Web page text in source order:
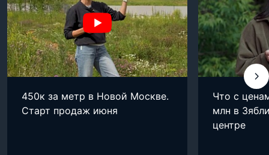
450к за метр в Новой Москве.
Старт продаж июня
Что с
млн в
центре